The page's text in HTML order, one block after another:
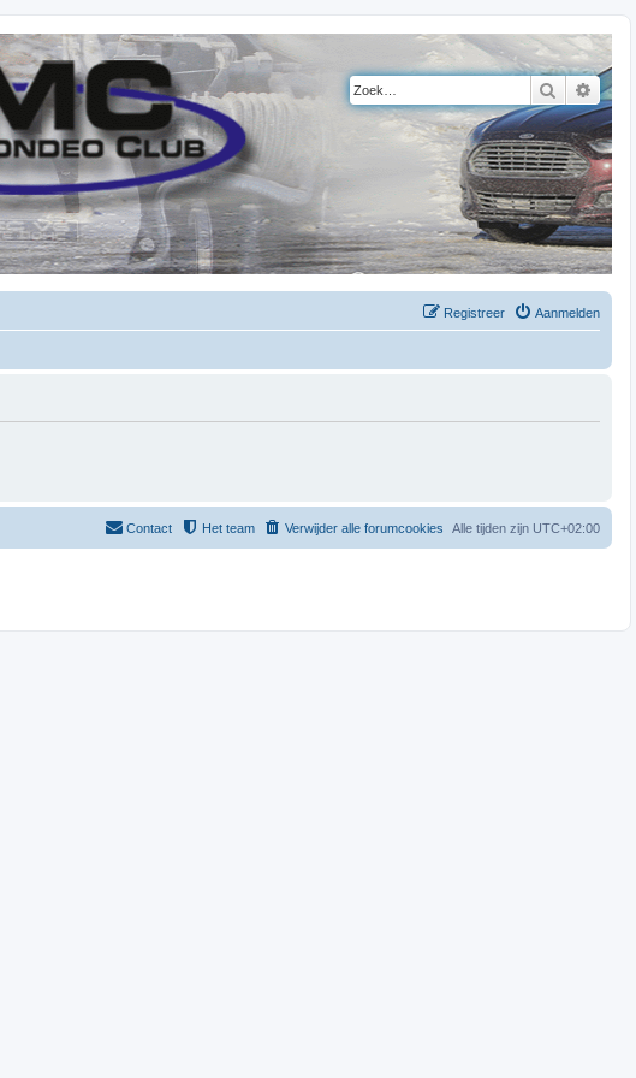
Zoek
Aanmelden
Registreer
Alle tijden zijn UTC+02:00
Verwijder alle forumcookies
Het team
Contact